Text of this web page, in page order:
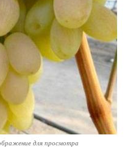
для просмотра